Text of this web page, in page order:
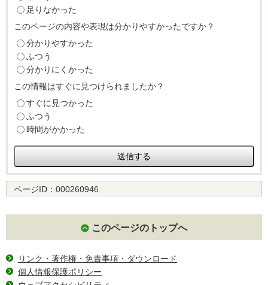
足りなかった
このページの内容や表現は分かりやすかったですか？
分かりやすかった
ふつう
分かりにくかった
この情報はすぐに見つけられましたか？
すぐに見つかった
ふつう
時間がかかった
ページID： 000260946
このページのトップへ
リンク・著作権・免責事項・ダウンロード
個人情報保護ポリシー